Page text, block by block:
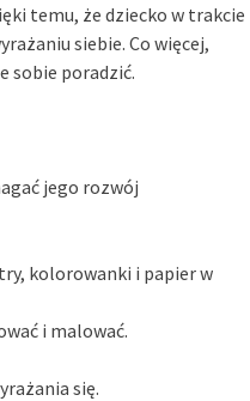
temu, że dziecko w trakcie
siebie. Co więcej,
sobie poradzić.
jego rozwój
kolorowanki i papier w
i malować.
się.